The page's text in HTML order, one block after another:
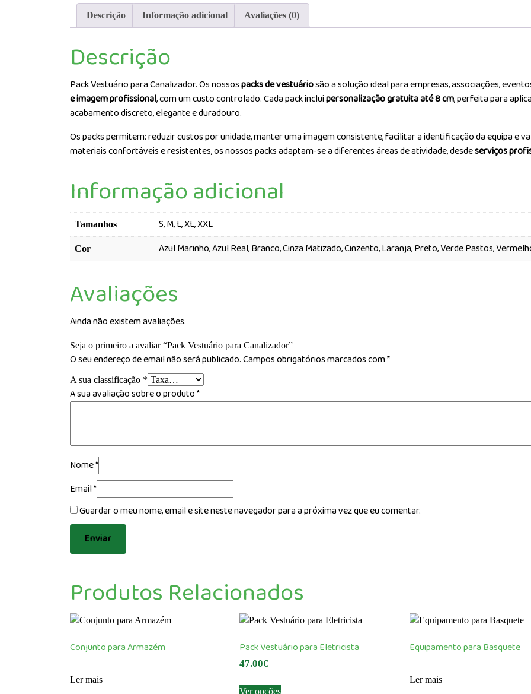
Descrição Informação adicional Avaliações (0)
Descrição
Pack Vestuário para Canalizador. Os nossospacks de vestuáriosão a solução ideal para empresas, associações,
e imagem profissional, com um custo controlado. Cada pack incluipersonalização gratuita até 8 cm, perfeita para
acabamento discreto, elegante e duradouro.
Os packs permitem: reduzir custos por unidade, manter uma imagem consistente, facilitar a identificação da equipa e
materiais confortáveis e resistentes, os nossos packs adaptam-se a diferentes áreas de atividade, desdeserviços
Informação adicional
Tamanhos S, M, L, XL, XXL
Cor Azul Marinho, Azul Real, Branco, Cinza Matizado, Cinzento, Laranja, Preto, Verde Pastos,
Avaliações
Ainda não existem avaliações.
Seja o primeiro a avaliar “Pack Vestuário para Canalizador”
O seu endereço de email não será publicado.Campos obrigatórios marcados com*
A sua classificação *
A sua avaliação sobre o produto*
Nome*
Email*
Guardar o meu nome, email e site neste navegador para a próxima vez que eu comentar.
Produtos Relacionados
Conjunto para Armazém
Ler mais
Pack Vestuário para Eletricista
47.00€
Ver opções
Equipamento para Basquete
Ler mais